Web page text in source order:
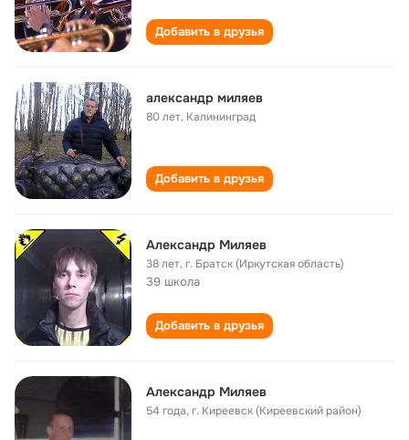
Добавить в друзья
александр миляев
80 лет, Калининград
Добавить в друзья
Александр Миляев
38 лет,г. Братск (Иркутская область)
39 школа
Добавить в друзья
Александр Миляев
54 года,г. Киреевск (Киреевский район)